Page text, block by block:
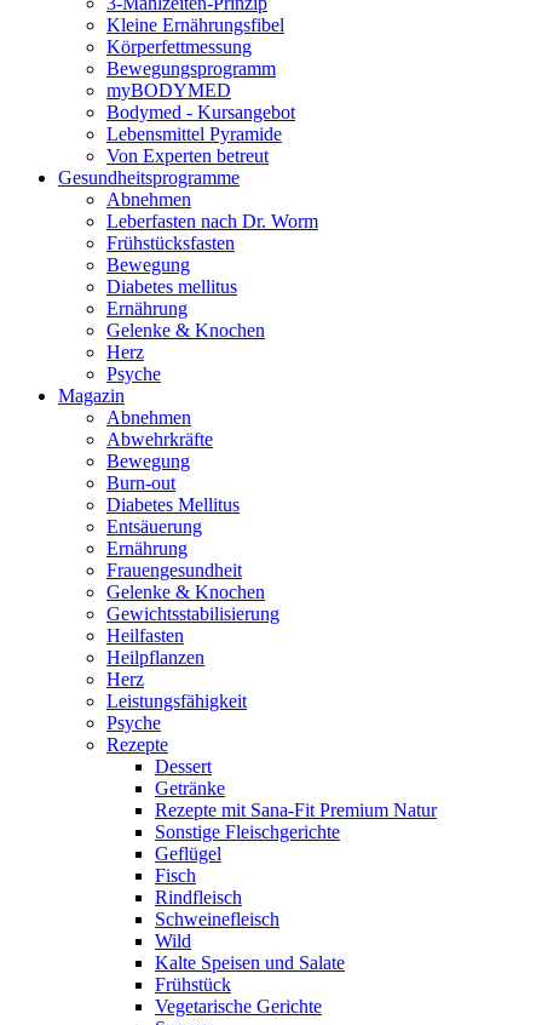
Kleine Ernährungsfibel
Körperfettmessung
Bewegungsprogramm
myBODYMED
Bodymed - Kursangebot
Lebensmittel Pyramide
Von Experten betreut
Gesundheitsprogramme
Abnehmen
Leberfasten nach Dr. Worm
Frühstücksfasten
Bewegung
Diabetes mellitus
Ernährung
Gelenke & Knochen
Herz
Psyche
Magazin
Abnehmen
Abwehrkräfte
Bewegung
Burn-out
Diabetes Mellitus
Entsäuerung
Ernährung
Frauengesundheit
Gelenke & Knochen
Gewichtsstabilisierung
Heilfasten
Heilpflanzen
Herz
Leistungsfähigkeit
Psyche
Rezepte
Dessert
Getränke
Rezepte mit Sana-Fit Premium Natur
Sonstige Fleischgerichte
Geflügel
Fisch
Rindfleisch
Schweinefleisch
Wild
Kalte Speisen und Salate
Frühstück
Vegetarische Gerichte